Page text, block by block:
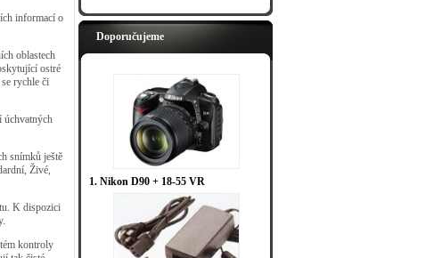
informací o
oblastech
ostré
rychle či
úchvatných
snímků ještě
Živé,
K dispozici
kontroly
Doporučujeme
1. Nikon D90 + 18-55 VR